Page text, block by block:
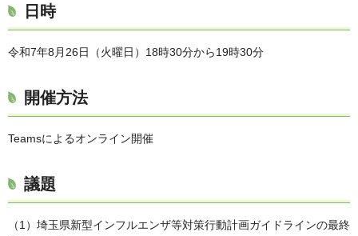
日時
令和7年8月26日（火曜日）18時30分から19時30分
開催方法
Teamsによるオンライン開催
議題
（1）埼玉県新型インフルエンザ等対策行動計画ガイドラインの最終